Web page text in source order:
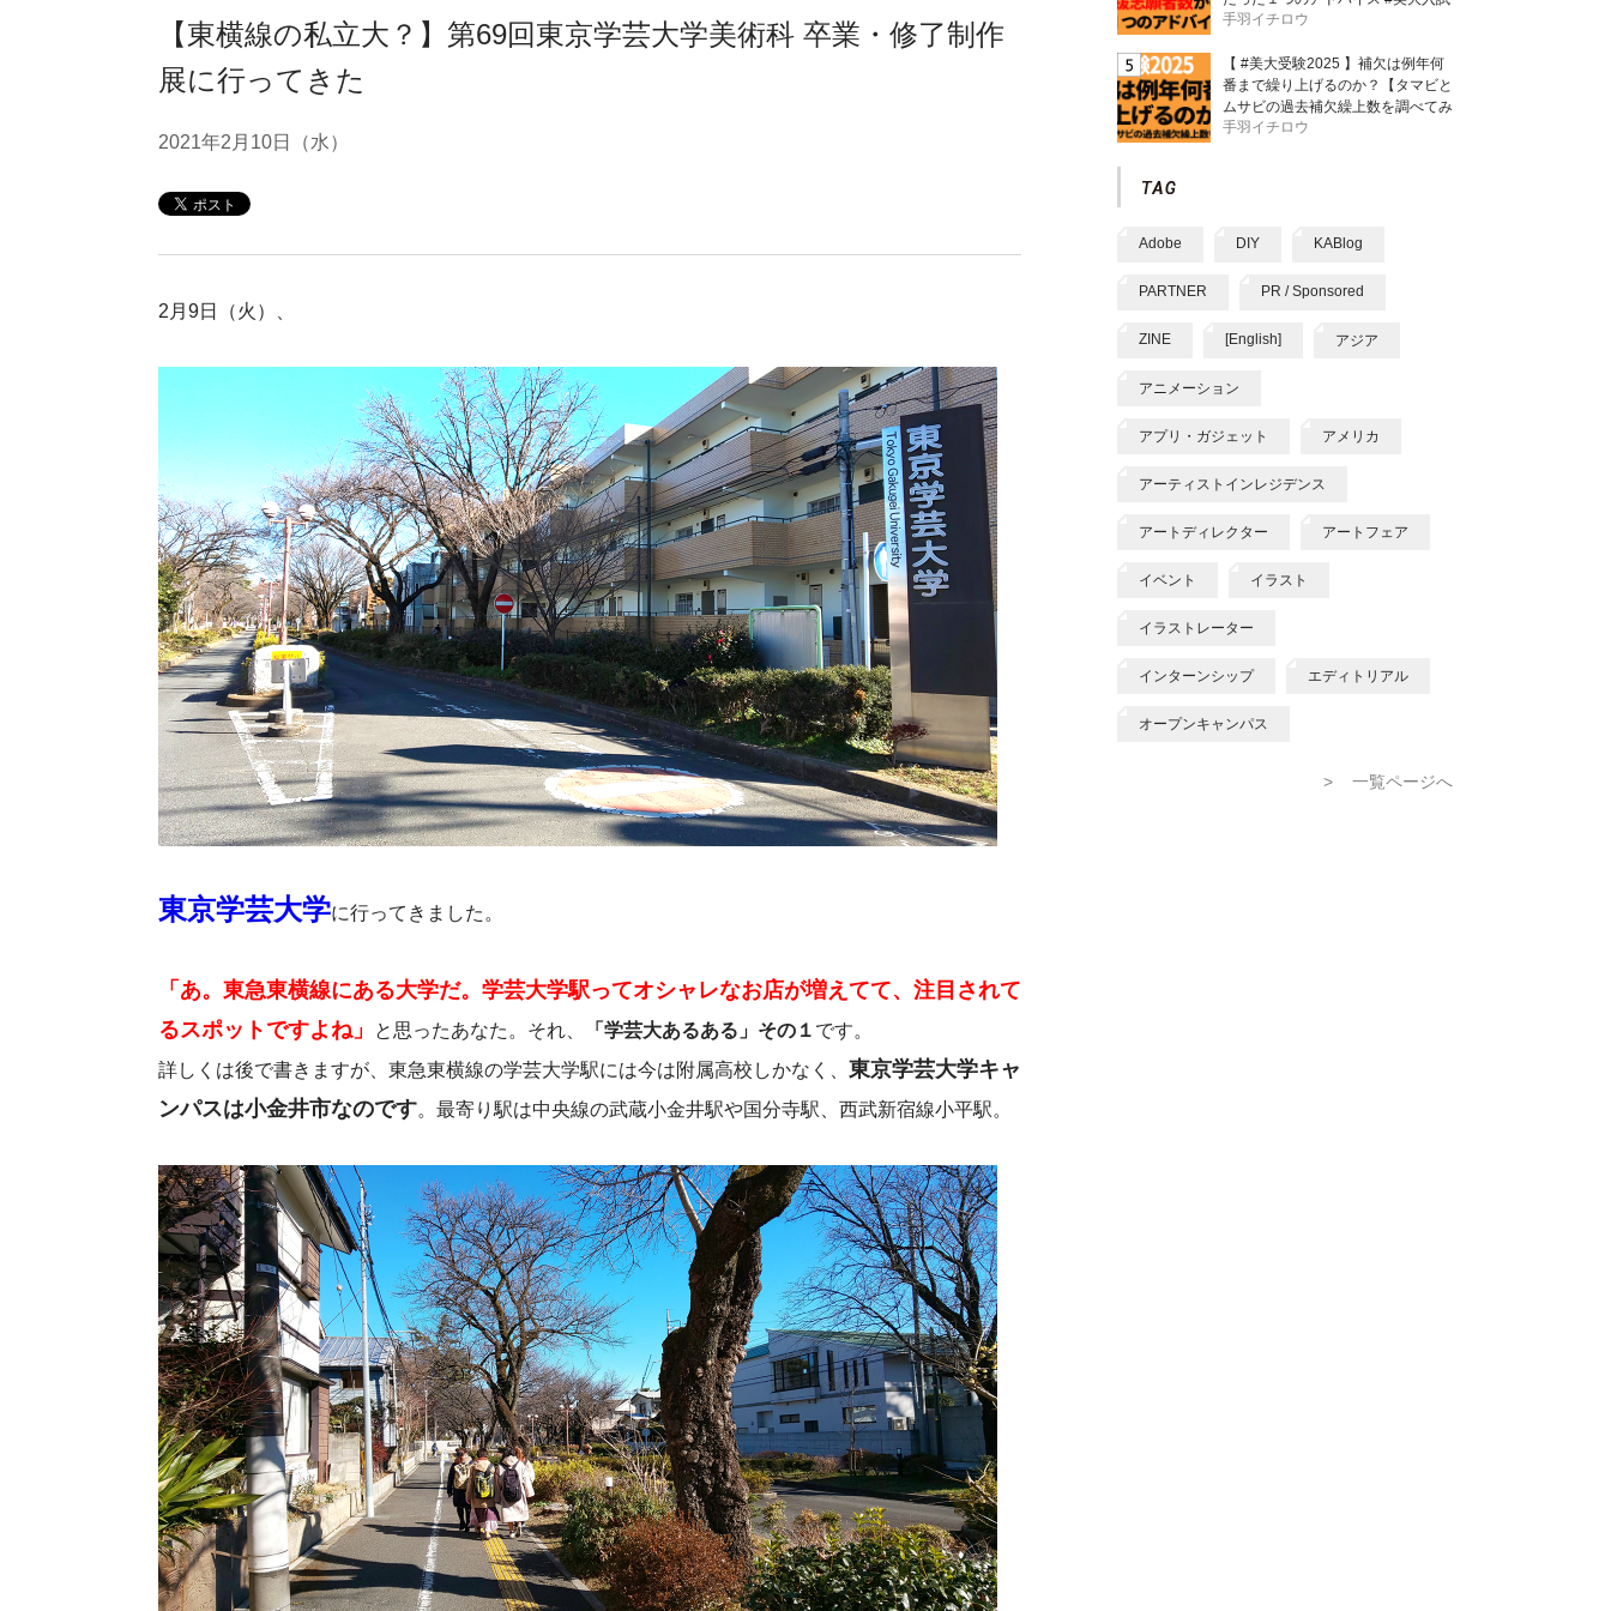
【東横線の私立大？】第69回東京学芸大学美術科 卒業・修了制作
展に行ってきた
2021年2月10日（水）
2月9日（火）、
東京学芸大学に行ってきました。
「あ。東急東横線にある大学だ。学芸大学駅ってオシャレなお店が増えてて、注目されて
るスポットですよね」
と思ったあなた。それ、 「学芸大あるある」その１ です。
詳しくは後で書きますが、東急東横線の学芸大学駅には今は附属高校しかなく、 東京学芸大学キャ
ンパスは小金井市なのです。最寄り駅は中央線の武蔵小金井駅や国分寺駅、西武新宿線小平駅。
手羽イチロウ
【 #美大受験2025 】補欠は例年何
番まで繰り上げるのか？【タマビと
ムサビの過去補欠繰上数を調べてみ
た】
手羽イチロウ
Adobe DIY KABlog
PARTNER PR / Sponsored
ZINE [English] アジア
アニメーション
アプリ・ガジェット アメリカ
アーティストインレジデンス
アートディレクター アートフェア
イベント イラスト
イラストレーター
インターンシップ エディトリアル
オープンキャンパス
> 一覧ページへ